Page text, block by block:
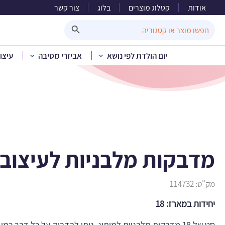
אודות קטלוג מוצרים בלוג צור קשר
for:
יום הולדת לפי נושא אביזרי מסיבה
בית»קטלוג מוצרים
מדבקות מלבניות לעיצוב
מק"ט:114732
יחידות במארז: 18